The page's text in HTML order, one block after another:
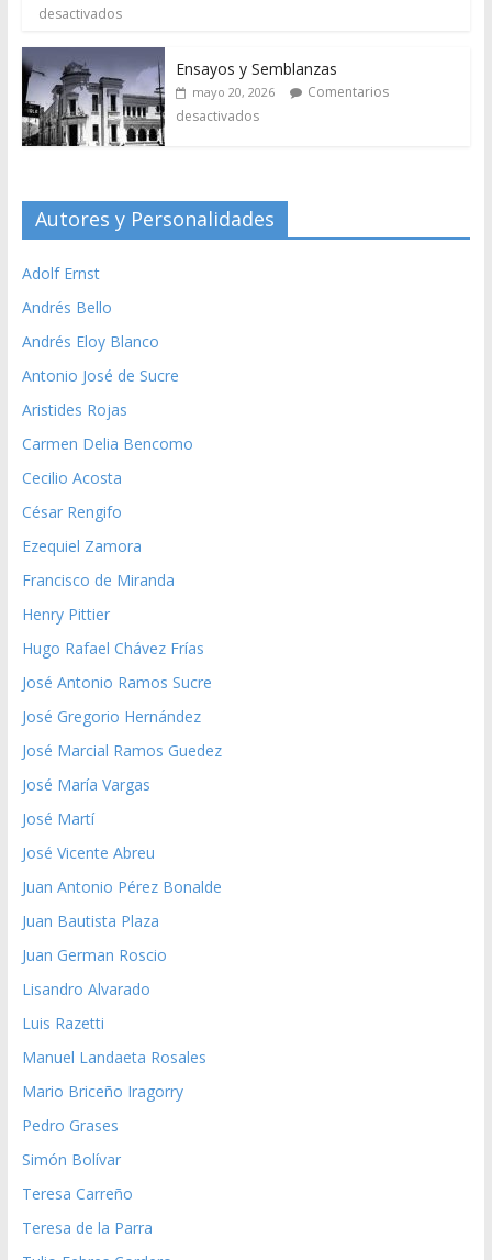
desactivados
Ensayos y Semblanzas
mayo 20, 2026
Comentarios
desactivados
Autores y Personalidades
Adolf Ernst
Andrés Bello
Andrés Eloy Blanco
Antonio José de Sucre
Aristides Rojas
Carmen Delia Bencomo
Cecilio Acosta
César Rengifo
Ezequiel Zamora
Francisco de Miranda
Henry Pittier
Hugo Rafael Chávez Frías
José Antonio Ramos Sucre
José Gregorio Hernández
José Marcial Ramos Guedez
José María Vargas
José Martí
José Vicente Abreu
Juan Antonio Pérez Bonalde
Juan Bautista Plaza
Juan German Roscio
Lisandro Alvarado
Luis Razetti
Manuel Landaeta Rosales
Mario Briceño Iragorry
Pedro Grases
Simón Bolívar
Teresa Carreño
Teresa de la Parra